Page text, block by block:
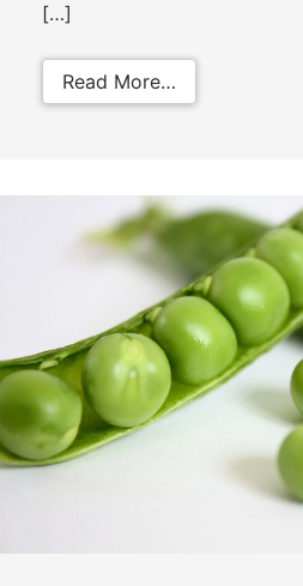
[…]
Read More…